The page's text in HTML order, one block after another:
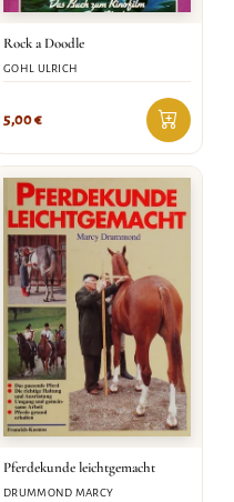
Rock a Doodle
GOHL ULRICH
5,00€
Pferdekunde leichtgemacht
DRUMMOND MARCY